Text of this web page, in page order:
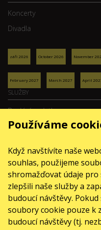
Používáme
Když navštívíte naše
souhlas, použijeme
shromažďovat údaje
zlepšili naše služby a
budoucí návštěvy.
soubory cookie pouze k
budoucí návštěvy (tj.
Koncerty
Divadla
září 2026 October 2026 November
February 2027 March 2027 April
SLUŽBY
Dodání a platba
Mapa stránek
front.news.title
Pro organizátory
Logo pro plakáty a média
O společnosti
Veřejná nabídka